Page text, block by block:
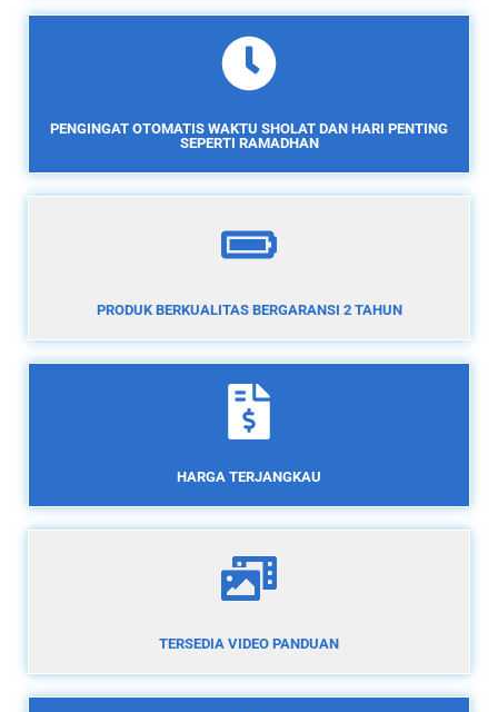
PENGINGAT OTOMATIS WAKTU SHOLAT DAN HARI PENTING
SEPERTI RAMADHAN
PRODUK BERKUALITAS BERGARANSI 2 TAHUN
HARGA TERJANGKAU
TERSEDIA VIDEO PANDUAN